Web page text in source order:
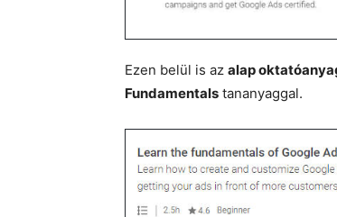
Ezen belül is az alap
Fundamentals tananyaggal.